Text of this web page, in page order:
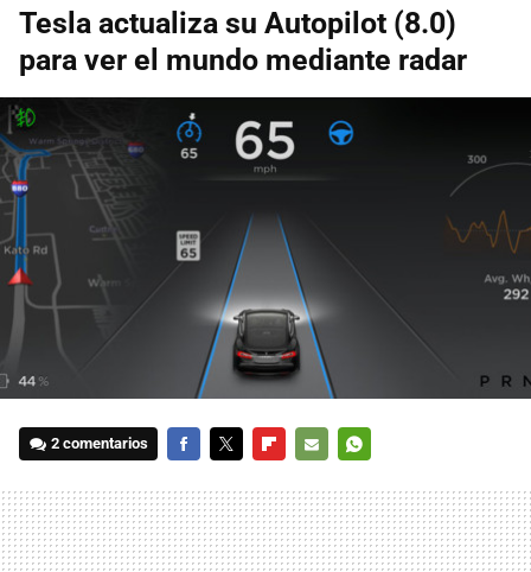
Tesla actualiza su Autopilot (8.0)
para ver el mundo mediante radar
2 comentarios
MAIL